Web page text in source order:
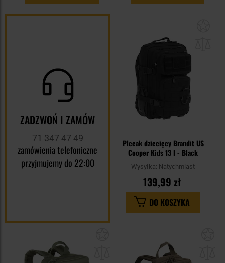
ZADZWOŃ I ZAMÓW
71 347 47 49
zamówienia telefoniczne
przyjmujemy do 22:00
Plecak dziecięcy Brandit US
Cooper Kids 13 l - Black
Wysyłka: Natychmiast
139,99 zł
DO KOSZYKA
schowka